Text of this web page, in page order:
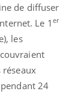
de diffuser
Le 1 er
les
24